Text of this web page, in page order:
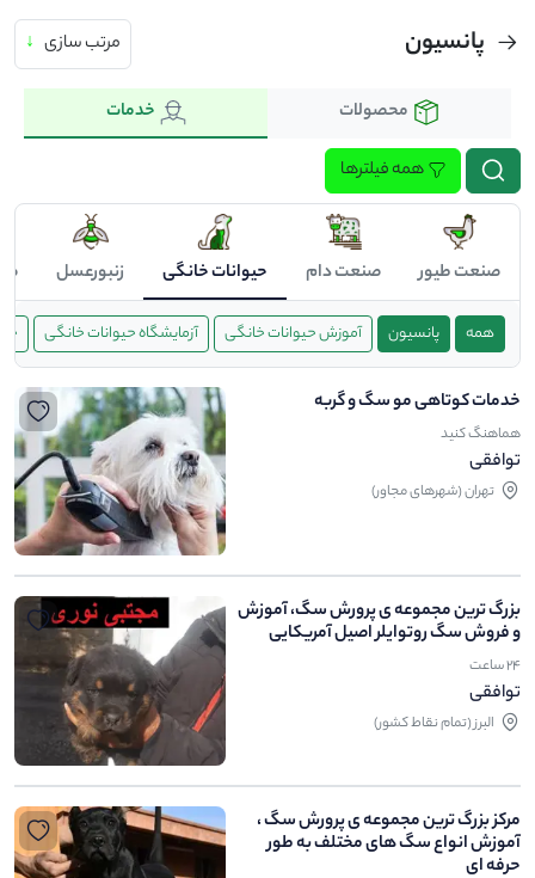
پانسیون مرتب سازی ↓
محصولات خدمات
همه فیلترها
صنعت طیور صنعت دام حیوانات خانگی زنبورعسل
همه پانسیون آموزش حیوانات خانگی آزمایشگاه حیوانات خانگی
خدمات کوتاهی مو سگ و گربه
هماهنگ کنید
توافقی
تهران (شهرهای مجاور)
بزرگ ترین مجموعه ی پرورش سگ، آموزش
و فروش سگ روتوایلر اصیل آمریکایی
24 ساعت
توافقی
البرز (تمام نقاط کشور)
مرکز بزرگ ترین مجموعه ی پرورش سگ ،
آموزش انواع سگ های مختلف به طور
حرفه ای